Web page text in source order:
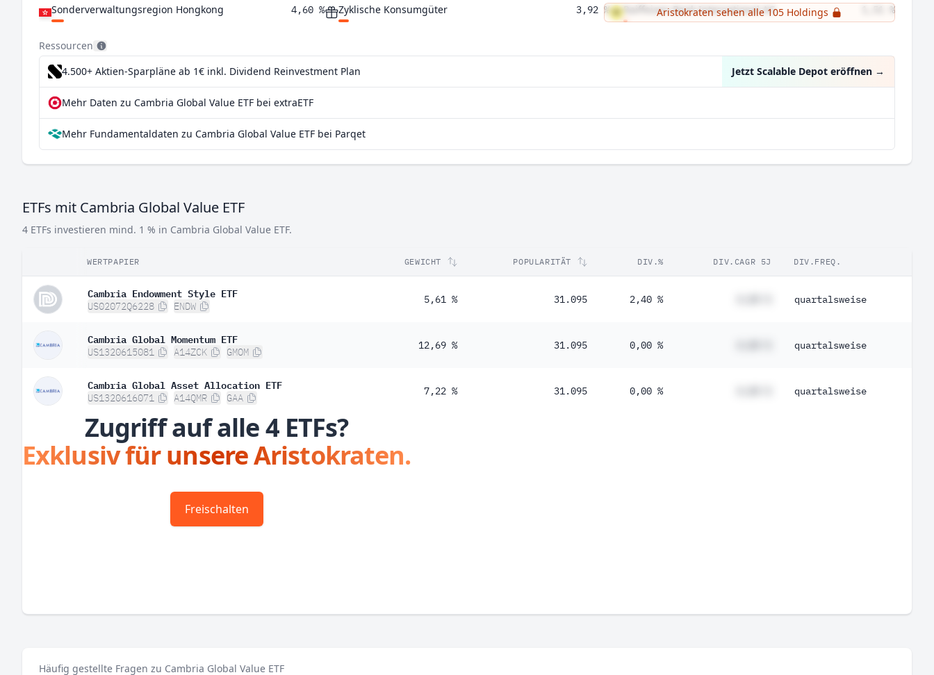
Sonderverwaltungsregion Hongkong 4,60 %
Vereinigte Staaten 0,60 %
Südafrika 0,19 %
Zyklische Konsumgüter 3,92 % Raiffeisen Bank International AG 1,51 %
Aristokraten sehen alle 105 Holdings
Ressourcen
4.500+ Aktien-Sparpläne ab 1€ inkl. Dividend Reinvestment Plan Jetzt Scalable Depot eröffnen →
Mehr Daten zu Cambria Global Value ETF bei extraETF
Mehr Fundamentaldaten zu Cambria Global Value ETF bei Parqet
ETFs mit Cambria Global Value ETF
4 ETFs investieren mind. 1 % in Cambria Global Value ETF.
WERTPAPIER GEWICHT POPULARITÄT DIV.% DIV.CAGR 5J DIV.FREQ.
Cambria Endowment Style ETF
US02072Q6228 ENDW
5,61 % 31.095 2,40 % quartalsweise
Cambria Global Momentum ETF
US1320615081 A14ZCK GMOM
12,69 % 31.095 0,00 % quartalsweise
Cambria Global Asset Allocation ETF
US1320616071 A14QMR GAA
7,22 % 31.095 0,00 % quartalsweise
Zugriff auf alle 4 ETFs?
Exklusiv für unsere Aristokraten.
Freischalten
Häufig gestellte Fragen zu Cambria Global Value ETF